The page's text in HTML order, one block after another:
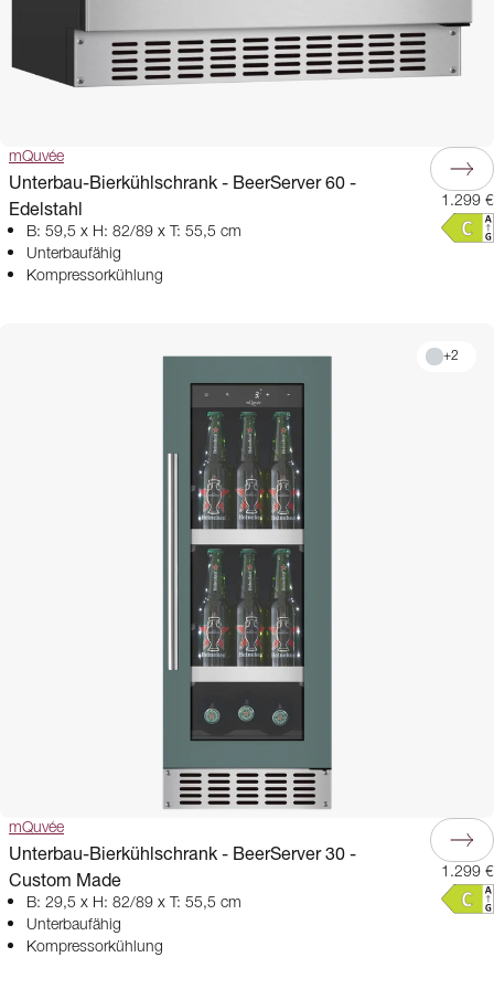
mQuvée
Unterbau-Bierkühlschrank - BeerServer 60 -
Edelstahl
B: 59,5 x H: 82/89 x T: 55,5 cm
Unterbaufähig
Kompressorkühlung
1.299 €
+2
mQuvée
Unterbau-Bierkühlschrank - BeerServer 30 -
Custom Made
B: 29,5 x H: 82/89 x T: 55,5 cm
Unterbaufähig
Kompressorkühlung
1.299 €